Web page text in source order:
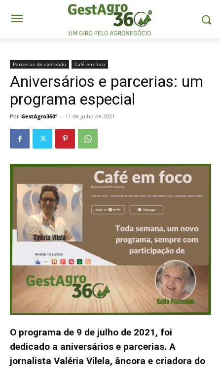
Parcerias de conteúdo Café em foco
Aniversários e parcerias: um
programa especial
Por GestAgro360º - 11 de julho de 2021
O programa de 9 de julho de 2021, foi
dedicado a aniversários e parcerias. A
jornalista Valéria Vilela, âncora e criadora do